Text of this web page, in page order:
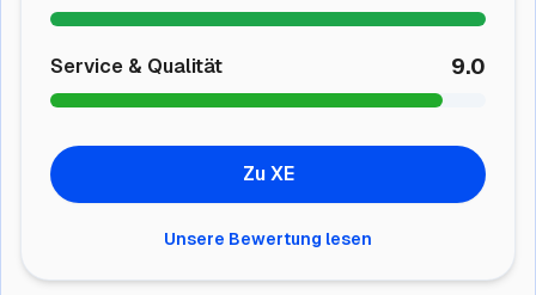
Service & Qualität 9.0
Zu XE
Unsere Bewertung lesen